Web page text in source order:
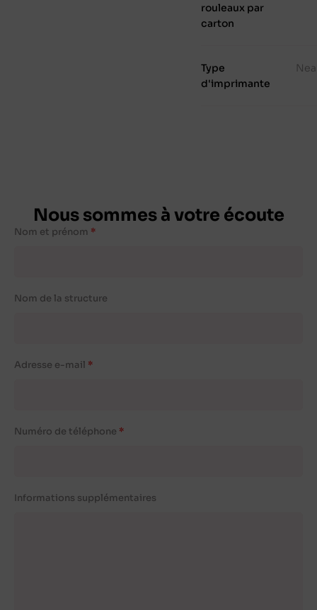
rouleaux par
carton
Type
d'imprimante
Nous sommes à votre écoute
Nom et prénom
Nom de la structure
Adresse e-mail
Numéro de téléphone
Informations supplémentaires